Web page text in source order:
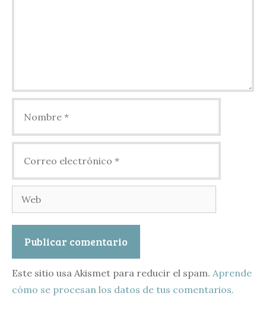
electrónico
Web
Este sitio usa Akismet para reducir el spam. Aprende
cómo se procesan los datos de tus comentarios.